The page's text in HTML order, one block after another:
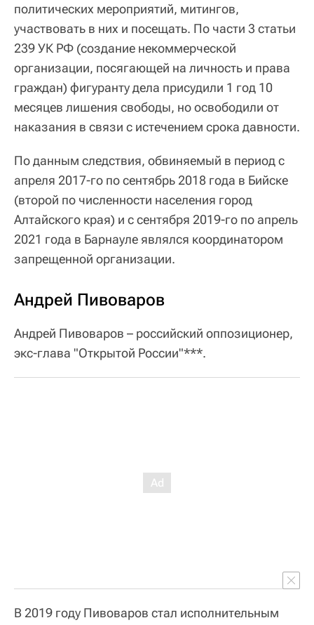
политических мероприятий, митингов,
участвовать в них и посещать. По части 3 статьи
239 УК РФ (создание некоммерческой
организации, посягающей на личность и права
граждан) фигуранту дела присудили 1 год 10
месяцев лишения свободы, но освободили от
наказания в связи с истечением срока давности.
По данным следствия, обвиняемый в период с
апреля 2017-го по сентябрь 2018 года в Бийске
(второй по численности населения город
Алтайского края) и с сентября 2019-го по апрель
2021 года в Барнауле являлся координатором
запрещенной организации.
Андрей Пивоваров
Андрей Пивоваров – российский оппозиционер,
экс-глава "Открытой России"***.
В 2019 году Пивоваров стал исполнительным